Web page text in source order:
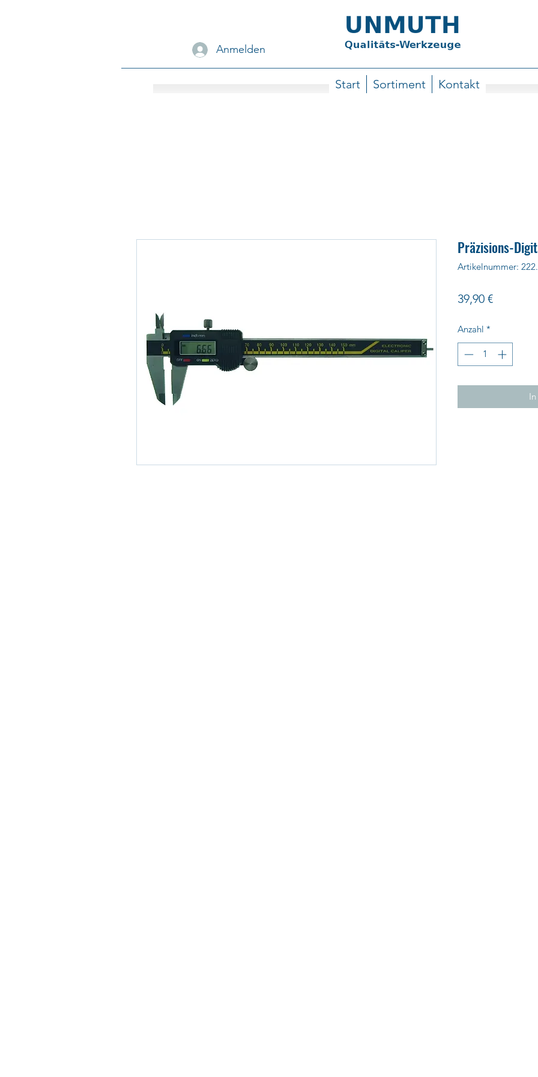
Anmelden
Start Sortiment Kontakt
Präzisions-
Artikelnummer:
39,90 €Preis
Anzahl *